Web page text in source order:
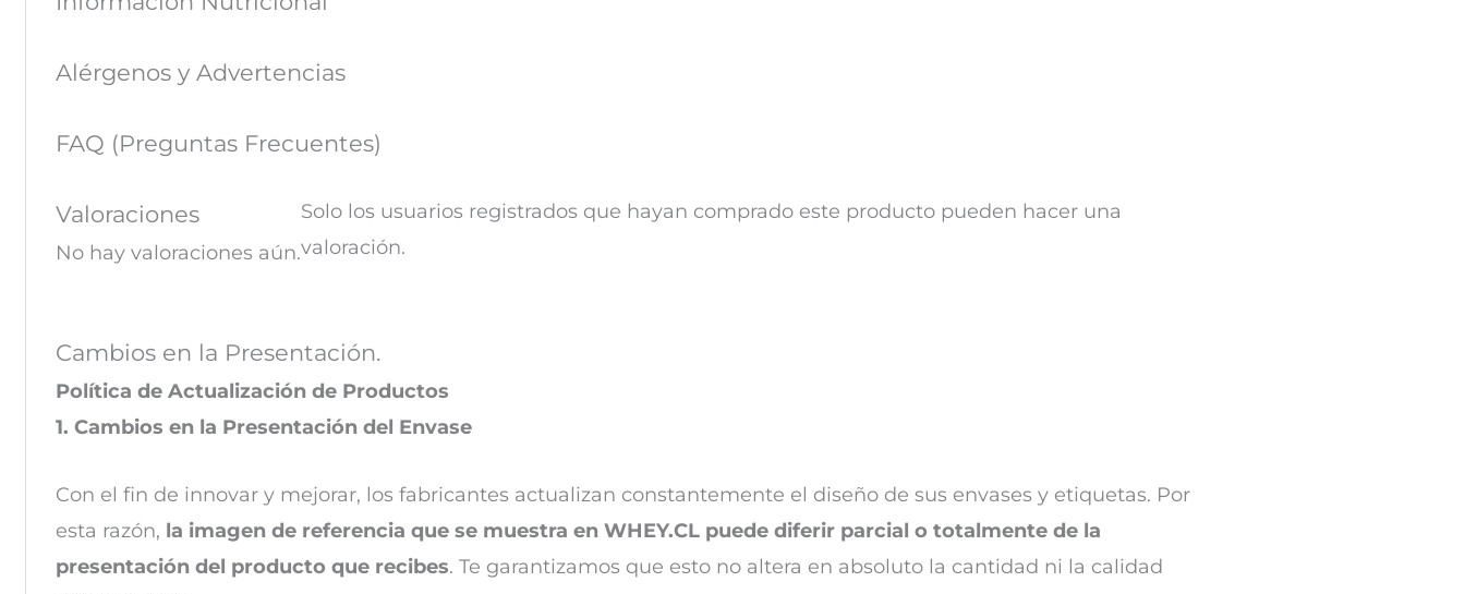
Alérgenos y Advertencias
FAQ (Preguntas Frecuentes)
Valoraciones
No hay valoraciones aún.
Solo los usuarios registrados que hayan comprado este producto pueden hacer una
valoración.
Cambios en la Presentación.
Política de Actualización de Productos
1. Cambios en la Presentación del Envase
Con el fin de innovar y mejorar, los fabricantes actualizan constantemente el diseño de sus envases y etiquetas. Por
esta razón, la imagen de referencia que se muestra en WHEY.CL puede diferir parcial o totalmente de la
presentación del producto que recibes. Te garantizamos que esto no altera en absoluto la cantidad ni la calidad